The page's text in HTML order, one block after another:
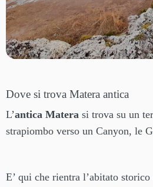
Dove si trova Matera antica
L’antica Matera si trova su un
strapiombo verso un Canyon, le
E’ qui che rientra l’abitato